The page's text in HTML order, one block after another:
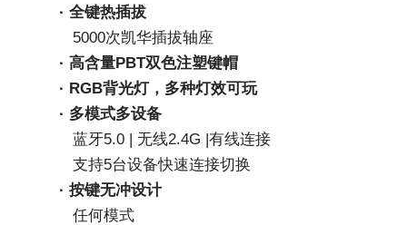
· 全键热插拔
   5000次凯华插拔轴座
· 高含量PBT双色注塑键帽
· RGB背光灯，多种灯效可玩
· 多模式多设备
   蓝牙5.0 | 无线2.4G |有线连接
   支持5台设备快速连接切换
· 按键无冲设计
   任何模式